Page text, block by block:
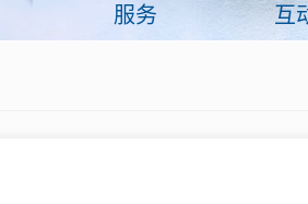
服务 互